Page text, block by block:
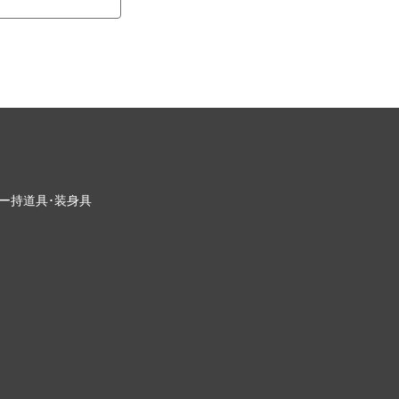
持道具･装身具